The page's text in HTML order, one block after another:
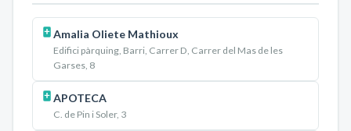
Amalia Oliete Mathioux
Edifici pàrquing, Barri, Carrer D, Carrer del Mas de les
Garses, 8
APOTECA
C. de Pin i Soler, 3